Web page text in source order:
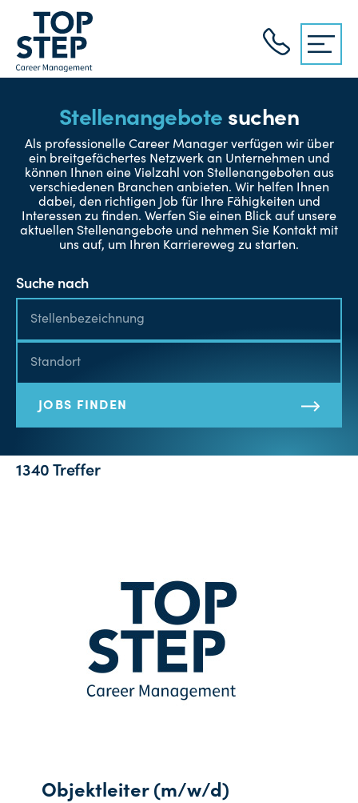
Stellenangebote suchen
Als professionelle Career Manager verfügen wir über
ein breitgefächertes Netzwerk an Unternehmen und
können Ihnen eine Vielzahl von Stellenangeboten aus
verschiedenen Branchen anbieten. Wir helfen Ihnen
dabei, den richtigen Job für Ihre Fähigkeiten und
Interessen zu finden. Werfen Sie einen Blick auf unsere
aktuellen Stellenangebote und nehmen Sie Kontakt mit
uns auf, um Ihren Karriereweg zu starten.
Suche nach
JOBS FINDEN
1340 Treffer
Objektleiter (m/w/d)